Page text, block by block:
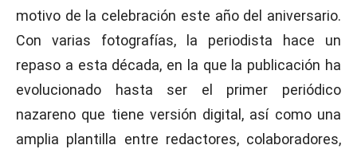
motivo de la celebración este año del aniversario.
Con varias fotografías, la periodista hace un
repaso a esta década, en la que la publicación ha
evolucionado hasta ser el primer periódico
nazareno que tiene versión digital, así como una
amplia plantilla entre redactores, colaboradores,